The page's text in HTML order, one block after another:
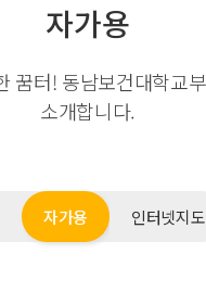
자가용
자가용 인터넷지도